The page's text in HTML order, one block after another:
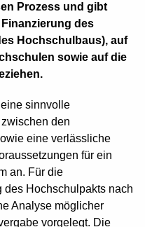
Prozess und gibt
des
Hochschulbaus), auf
sowie auf die
sinnvolle
den
eine verlässliche
für ein
an. Für die
des Hochschulpakts nach
Analyse möglicher
vorgelegt. Die